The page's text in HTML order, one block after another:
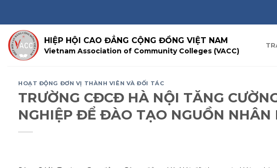
content
HIỆP HỘI CAO ĐẲNG CỘNG ĐỒNG VIỆT NAM
Vietnam Association of Community Colleges (VACC)
HOẠT ĐỘNG ĐƠN VỊ THÀNH VIÊN VÀ ĐỐI TÁC
TRƯỜNG CĐCĐ HÀ NỘI TĂNG
NGHIỆP ĐỂ ĐÀO TẠO NGUỒN NHÂN